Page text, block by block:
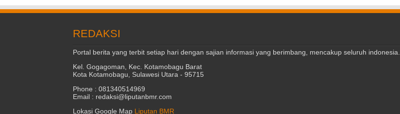
REDAKSI
Portal berita yang terbit setiap hari dengan sajian informasi yang berimbang, mencakup seluruh indonesia.
Kel. Gogagoman, Kec. Kotamobagu Barat
Kota Kotamobagu, Sulawesi Utara - 95715
Phone : 081340514969
Email : redaksi@liputanbmr.com
Lokasi Google Map Liputan BMR